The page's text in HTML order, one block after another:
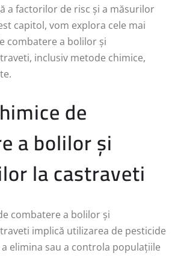
a factorilor de risc și a măsurilor
capitol, vom explora cele mai
combatere a bolilor și
inclusiv metode chimice,
de
a bolilor și
la castraveti
combatere a bolilor și
implică utilizarea de pesticide
elimina sau a controla populațiile